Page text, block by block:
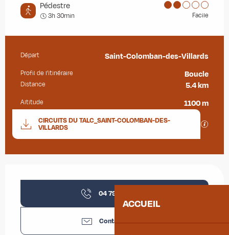
ACCUEIL
Pédestre
3h 30min Facile
Informations pratiques
Départ Saint-Colomban-des-Villards
Profil de l’itinéraire Boucle
Distance 5.4 km
Altitude 1100 m
Documentation
CIRCUITS DU TALC_SAINT-COLOMBAN-DES-
VILLARDS
04 79 56 35
Contactez-nous